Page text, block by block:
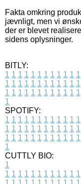
Fakta omkring
jævnligt, men vi
der er blevet
sidens oplysninger.
BITLY:
1 1 1 1 1 1 1 1 1 1 1 1
1 1 1 1 1 1 1 1 1 1 1 1
1 1 1 1 1 1 1 1 1 1 1 1
1
SPOTIFY:
1 1 1 1 1 1 1 1 1 1 1 1
1 1 1 1 1 1 1 1 1 1 1 1
1 1 1 1 1 1 1 1 1 1 1 1
1
CUTTLY BIO:
1
1 1 1 1 1 1 1 1 1 1 1 1